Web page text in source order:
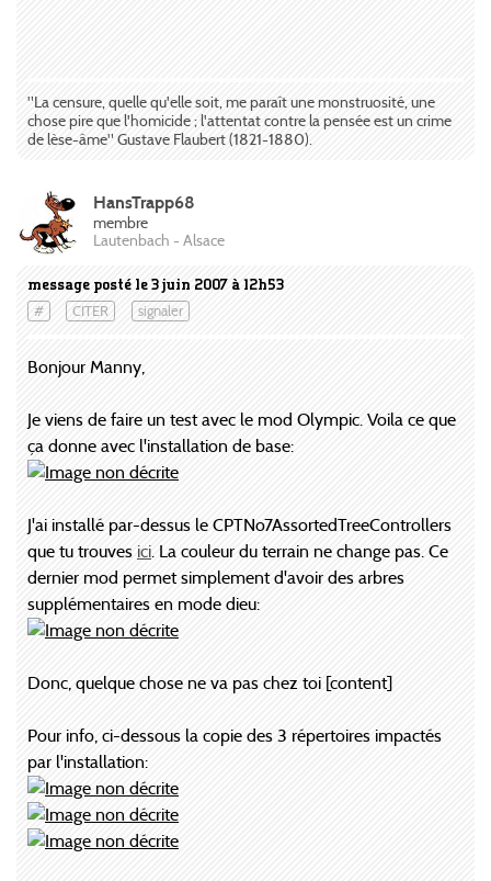
"La censure, quelle qu'elle soit, me paraît une monstruosité, une
chose pire que l'homicide ; l'attentat contre la pensée est un crime
de lèse-âme" Gustave Flaubert (1821-1880).
message posté le 3 juin 2007 à 12h53
# CITER signaler
HansTrapp68
membre
Lautenbach - Alsace
Bonjour Manny,
Je viens de faire un test avec le mod Olympic. Voila ce que
ça donne avec l'installation de base:
J'ai installé par-dessus le CPTNo7AssortedTreeControllers
que tu trouves ici. La couleur du terrain ne change pas. Ce
dernier mod permet simplement d'avoir des arbres
supplémentaires en mode dieu:
Donc, quelque chose ne va pas chez toi [content]
Pour info, ci-dessous la copie des 3 répertoires impactés
par l'installation: